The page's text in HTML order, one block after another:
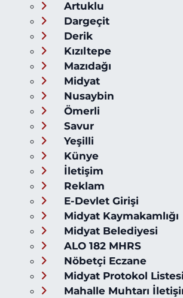
Artuklu
Dargeçit
Derik
Kızıltepe
Mazıdağı
Midyat
Nusaybin
Ömerli
Savur
Yeşilli
Künye
İletişim
Reklam
E-Devlet Girişi
Midyat Kaymakamlığı
Midyat Belediyesi
ALO 182 MHRS
Nöbetçi Eczane
Midyat Protokol Listesi
Mahalle Muhtarı